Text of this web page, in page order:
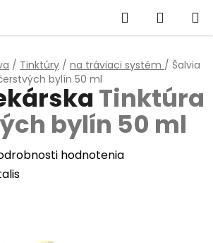
Hľadať
KOŠÍK
/ Tinktúry / na tráviaci systém / Šalvia
bylín 50 ml
Tinktúra
bylín 50 ml
hodnotenia